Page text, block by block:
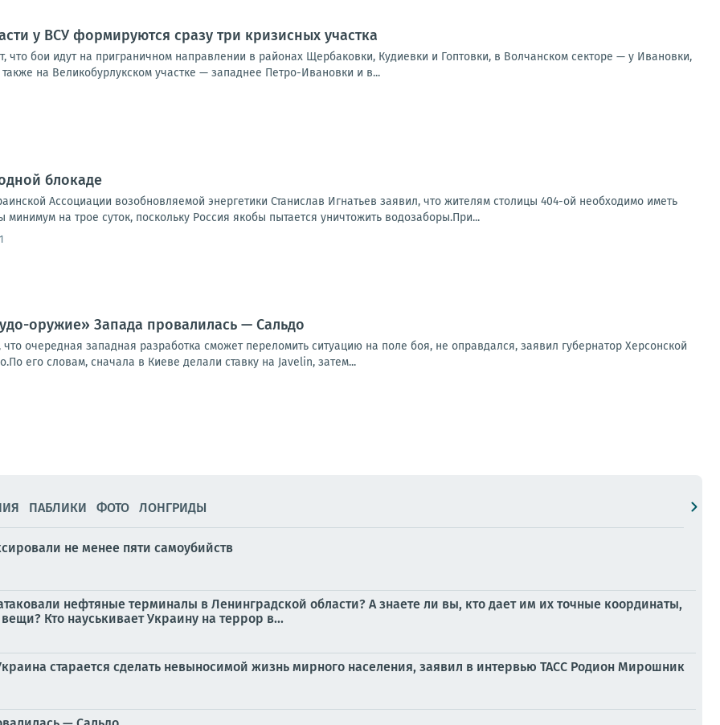
у ВСУ формируются сразу три кризисных участка
что бои идут на приграничном направлении в районах Щербаковки, Кудиевки и Гоптовки, в Волчанском секторе — у Ивановки,
на Великобурлукском участке — западнее Петро-Ивановки и в...
блокаде
Ассоциации возобновляемой энергетики Станислав Игнатьев заявил, что жителям столицы 404-ой необходимо иметь
минимум на трое суток, поскольку Россия якобы пытается уничтожить водозаборы.При...
оружие» Запада провалилась — Сальдо
что очередная западная разработка сможет переломить ситуацию на поле боя, не оправдался, заявил губернатор Херсонской
его словам, сначала в Киеве делали ставку на Javelin, затем...
ПАБЛИКИ ФОТО ЛОНГРИДЫ
не менее пяти самоубийств
нефтяные терминалы в Ленинградской области? А знаете ли вы, кто дает им их точные координаты,
Кто науськивает Украину на террор в...
старается сделать невыносимой жизнь мирного населения, заявил в интервью ТАСС Родион Мирошник